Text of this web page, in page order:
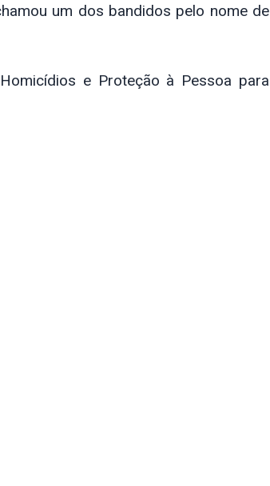
um dos bandidos pelo nome de
e Proteção à Pessoa para